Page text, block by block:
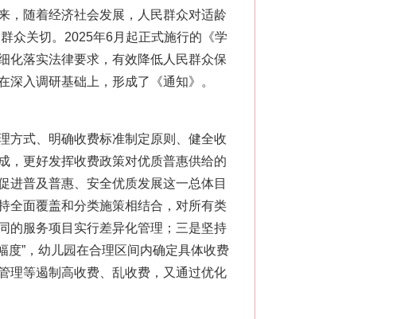
，随着经济社会发展，人民群众对适龄
众关切。2025年6月起正式施行的《学
化落实法律要求，有效降低人民群众保
入调研基础上，形成了《通知》。
式、明确收费标准制定原则、健全收
，更好发挥收费政策对优质普惠供给的
进普及普惠、安全优质发展这一总体目
全面覆盖和分类施策相结合，对所有类
的服务项目实行差异化管理；三是坚持
度”，幼儿园在合理区间内确定具体收费
理等遏制高收费、乱收费，又通过优化